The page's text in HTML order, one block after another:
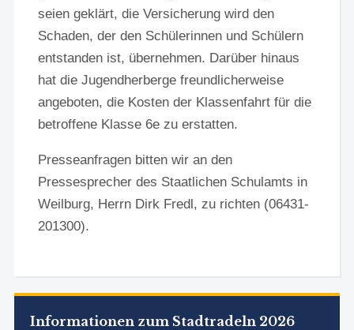
seien geklärt, die Versicherung wird den
Schaden, der den Schülerinnen und Schülern
entstanden ist, übernehmen. Darüber hinaus
hat die Jugendherberge freundlicherweise
angeboten, die Kosten der Klassenfahrt für die
betroffene Klasse 6e zu erstatten.
Presseanfragen bitten wir an den
Pressesprecher des Staatlichen Schulamts in
Weilburg, Herrn Dirk Fredl, zu richten (06431-
201300).
Informationen zum Stadtradeln 2026